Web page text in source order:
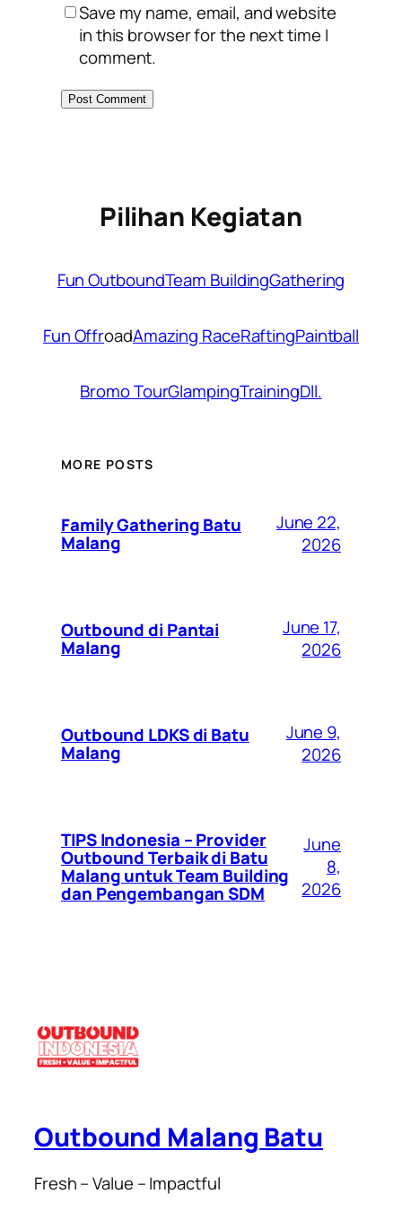
Save my name, email, and website
in this browser for the next time I
comment.
Pilihan Kegiatan
Fun OutboundTeam BuildingGathering
Fun OffroadAmazing RaceRaftingPaintball
Bromo TourGlampingTrainingDll.
MORE POSTS
Family Gathering Batu
Malang
June 22,
2026
Outbound di Pantai
Malang
June 17,
2026
Outbound LDKS di Batu
Malang
June 9,
2026
TIPS Indonesia – Provider
Outbound Terbaik di Batu
Malang untuk Team Building
dan Pengembangan SDM
June
8,
2026
Outbound Malang Batu
Fresh – Value – Impactful